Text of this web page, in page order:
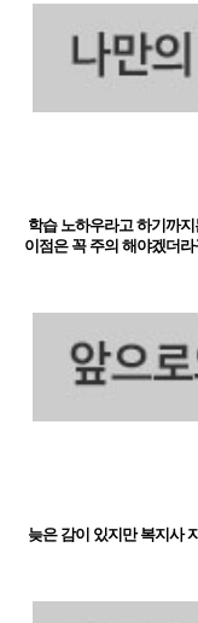
학습 노하우라고 하기까
이점은 꼭 주의 해야겠더
늦은 감이 있지만 복지사